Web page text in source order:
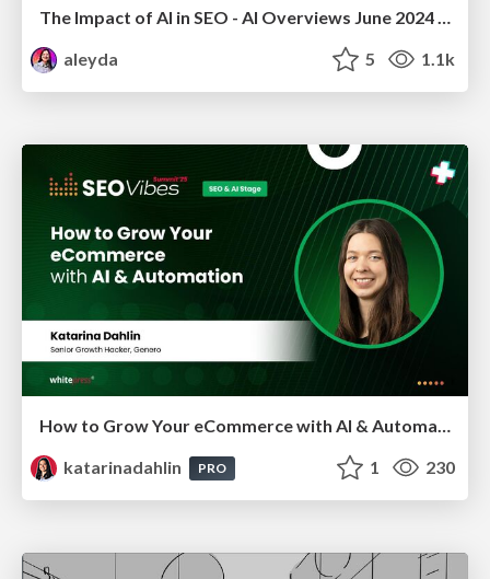
The Impact of AI in SEO - AI Overviews June 2024 Edition
aleyda
5 1.1k
How to Grow Your eCommerce with AI & Automation
katarinadahlin
PRO 1 230